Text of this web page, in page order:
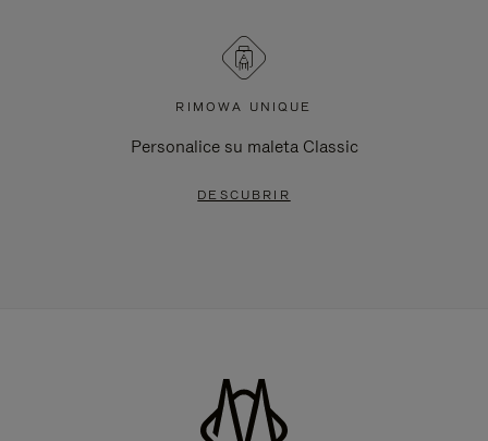
RIMOWA UNIQUE
Personalice su maleta Classic
DESCUBRIR